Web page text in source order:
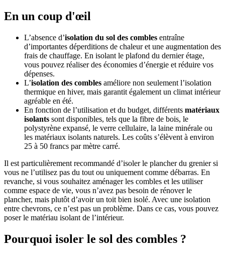
En un coup d'œil
L’absence d’isolation du sol des combles entraîne
d’importantes déperditions de chaleur et une augmentation des
frais de chauffage. En isolant le plafond du dernier étage,
vous pouvez réaliser des économies d’énergie et réduire vos
dépenses.
L’isolation des combles améliore non seulement l’isolation
thermique en hiver, mais garantit également un climat intérieur
agréable en été.
En fonction de l’utilisation et du budget, différents matériaux
isolants sont disponibles, tels que la fibre de bois, le
polystyrène expansé, le verre cellulaire, la laine minérale ou
les matériaux isolants naturels. Les coûts s’élèvent à environ
25 à 50 francs par mètre carré.
Il est particulièrement recommandé d’isoler le plancher du grenier si
vous ne l’utilisez pas du tout ou uniquement comme débarras. En
revanche, si vous souhaitez aménager les combles et les utiliser
comme espace de vie, vous n’avez pas besoin de rénover le
plancher, mais plutôt d’avoir un toit bien isolé. Avec une isolation
entre chevrons, ce n’est pas un problème. Dans ce cas, vous pouvez
poser le matériau isolant de l’intérieur.
Pourquoi isoler le sol des combles ?